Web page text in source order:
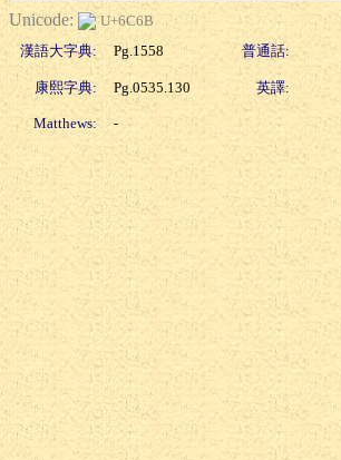
Unicode:
U+6C6B
漢語大字典:
Pg.1558 普通話:
康熙字典: Pg.0535.130 英譯:
Matthews: -